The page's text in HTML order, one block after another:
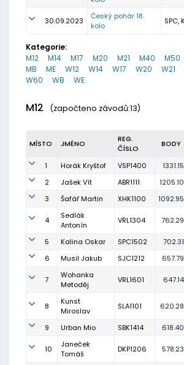
30.09.2023
Český pohár 18.
kolo
SPC,
Kategorie:
M12
M14 M17 M20 M21 M40 M50
MB
ME W12 W14 W17 W20 W21
W60
WB WE
M12 (započteno závodů:13)
MÍSTO JMÉNO
REG.
ČÍSLO
BODY
1 Horák Kryštof VSP1400 1331.15
2
Jašek Vít ABR1111 1205.10
3
Šafář Martin XHK1100 1092.95
4
Sedlák
Antonín
VRL1304 762.29
5 Kalina Oskar SPC1502 702.31
6
Musil Jakub SJC1212 657.79
7
Wohanka
Metoděj
VRL1601 647.14
8
Kunst
Miroslav
SLA1101 620.28
9 Urban Mio SBK1414 618.40
10
Janeček
Tomáš
DKP1206 578.23